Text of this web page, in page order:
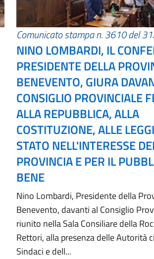
Comunicato stampa n. 3610 del
NINO LOMBARDI, IL
PRESIDENTE DELLA
BENEVENTO, GIURA
CONSIGLIO PROVINCIALE
ALLA REPUBBLICA, ALLA
COSTITUZIONE, ALLE
STATO NELL'INTERESSE
PROVINCIA E PER IL
BENE
Nino Lombardi, Presidente della
Benevento, davanti al Consiglio
riunito nella Sala Consiliare della
Rettori, alla presenza delle Autorità
Sindaci e dell...